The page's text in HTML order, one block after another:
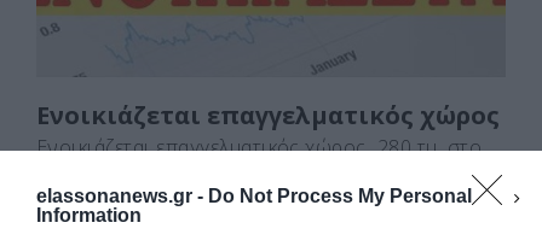
elassonanews.gr - Do Not Process My Personal
Information
Ενοικιάζεται επαγγελματικός χώρος
Ενοικιάζεται επαγγελματικός χώρος 280 τμ. στο
πληροφορίες 6942628174.